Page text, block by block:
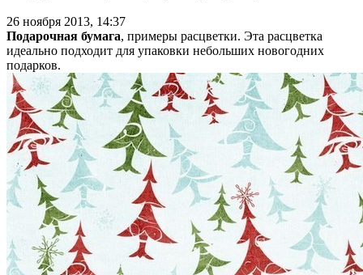
26 ноября 2013, 14:37
Подарочная бумага, примеры расцветки. Эта расцветка
идеально подходит для упаковки небольших новогодних
подарков.